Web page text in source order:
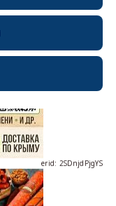
erid: 2SDnjdPjgYS